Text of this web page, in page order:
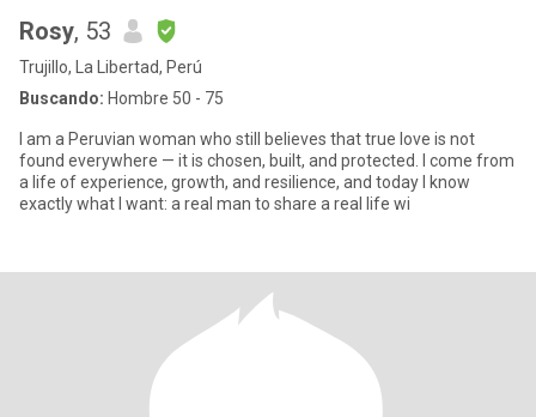
Rosy, 53
Trujillo, La Libertad, Perú
Buscando: Hombre 50 - 75
I am a Peruvian woman who still believes that true love is not
found everywhere — it is chosen, built, and protected. I come from
a life of experience, growth, and resilience, and today I know
exactly what I want: a real man to share a real life wi